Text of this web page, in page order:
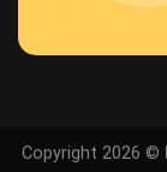
Copyright 2026 ©